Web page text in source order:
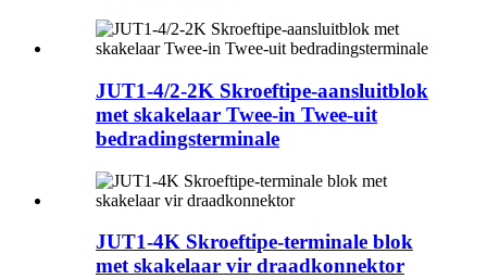
JUT1-4/2-2K Skroeftipe-aansluitblok
met skakelaar Twee-in Twee-uit
bedradingsterminale
JUT1-4K Skroeftipe-terminale blok
met skakelaar vir draadkonnektor